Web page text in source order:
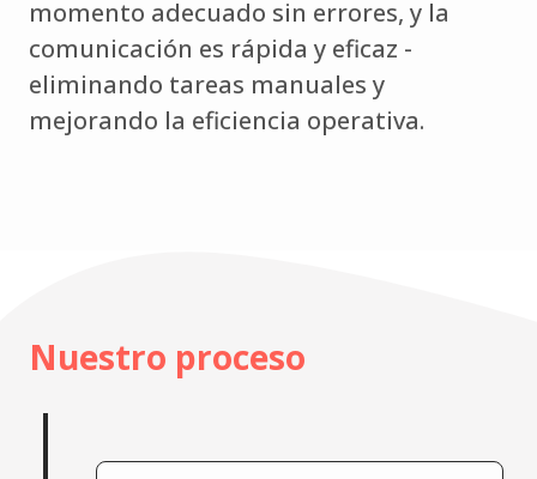
momento adecuado sin errores, y la
comunicación es rápida y eficaz -
eliminando tareas manuales y
mejorando la eficiencia operativa.
Nuestro proceso